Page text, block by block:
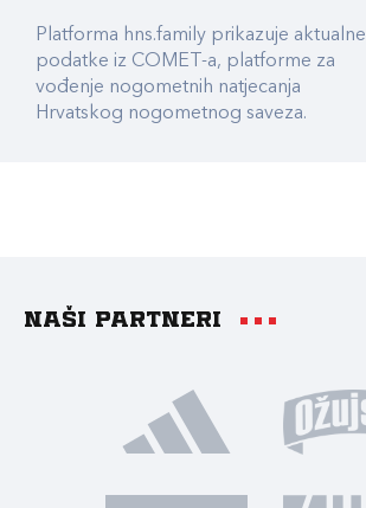
Platforma hns.family prikazuje aktualne
podatke iz COMET-a, platforme za
vođenje nogometnih natjecanja
Hrvatskog nogometnog saveza.
Naši partneri